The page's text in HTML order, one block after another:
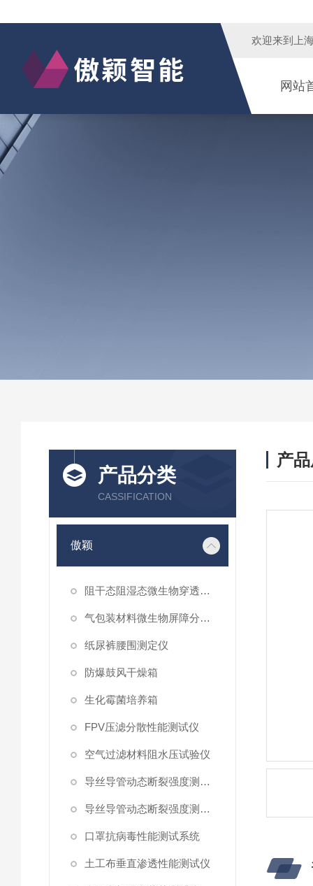
欢迎来到 上
网站
产品分类
CASSIFICATION
傲颖
阻干态阻湿态微生物穿透性能测试仪
气包装材料微生物屏障分等试验仪
纸尿裤腰围测定仪
防爆鼓风干燥箱
生化霉菌培养箱
FPV压滤分散性能测试仪
空气过滤材料阻水压试验仪
导丝导管动态断裂强度测试仪 （峰值拉力）
导丝导管动态断裂强度测试仪
口罩抗病毒性能测试系统
土工布垂直渗透性能测试仪
产